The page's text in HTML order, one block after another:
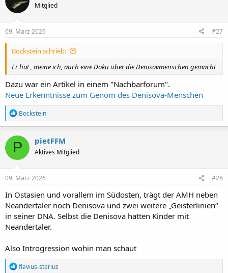
i
o
n
e
Mitglied
09. März 2026 #27
Bockstein schrieb:
Er hat , meine ich, auch eine Doku über die Denisovmenschen gemacht
Dazu war ein Artikel in einem "Nachbarforum".
Neue Erkenntnisse zum Genom des Denisova-Menschen
R
e
a
k
t
o
n
e
:
Bockstein
P pietFFM
Aktives Mitglied
09. März 2026 #28
In Ostasien und vorallem im Südosten, trägt der AMH neben
Neandertaler noch Denisova und zwei weitere „Geisterlinien“
in seiner DNA. Selbst die Denisova hatten Kinder mit
Neandertaler.
Also Introgression wohin man schaut
R
flavius-sterius